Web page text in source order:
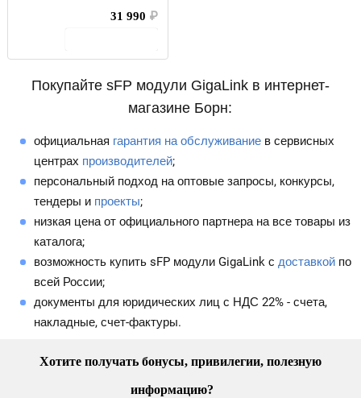
31 990 ₽
Покупайте sFP модули GigaLink в интернет-
магазине Борн:
официальная гарантия на обслуживание в сервисных
центрах производителей;
персональный подход на оптовые запросы, конкурсы,
тендеры и проекты;
низкая цена от официального партнера на все товары из
каталога;
возможность купить sFP модули GigaLink сдоставкой по
всей России;
документы для юридических лиц с НДС 22% - счета,
накладные, счет-фактуры.
Хотите получать бонусы, привилегии, полезную
информацию?